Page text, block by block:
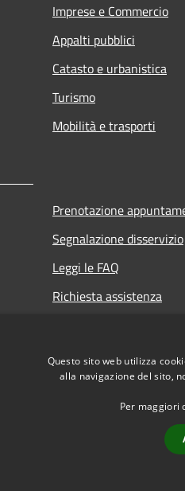
Imprese e Commercio
Appalti pubblici
Catasto e urbanistica
Turismo
Mobilità e trasporti
Prenotazione
Segnalazione disservizio
Leggi le FAQ
Richiesta assistenza
Questo sito web utilizza
alla navigazione del sito,
Per maggiori